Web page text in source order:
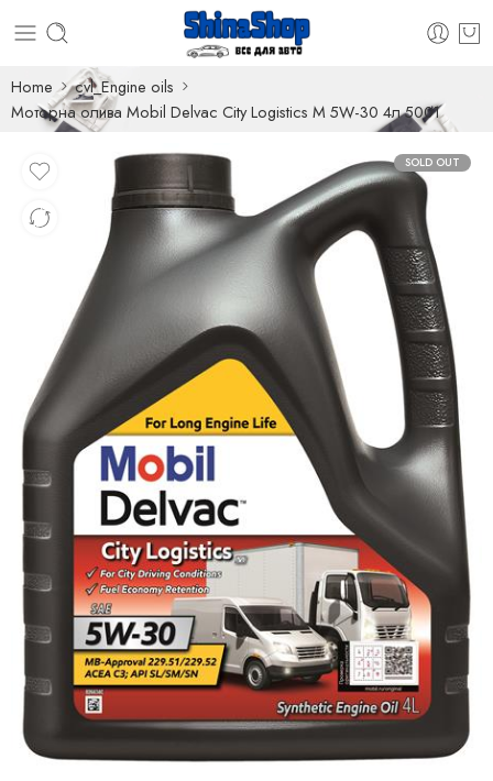
Home
cvl_Engine oils
Моторна олива Mobil Delvac City Logistics M 5W-30 4л 5001
SOLD OUT